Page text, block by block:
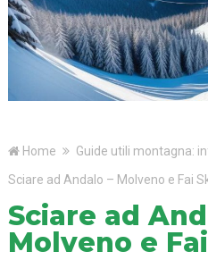
Home
Guide utili montagna:
Sciare ad Andalo – Molveno e Fai
Sciare ad
Molveno e